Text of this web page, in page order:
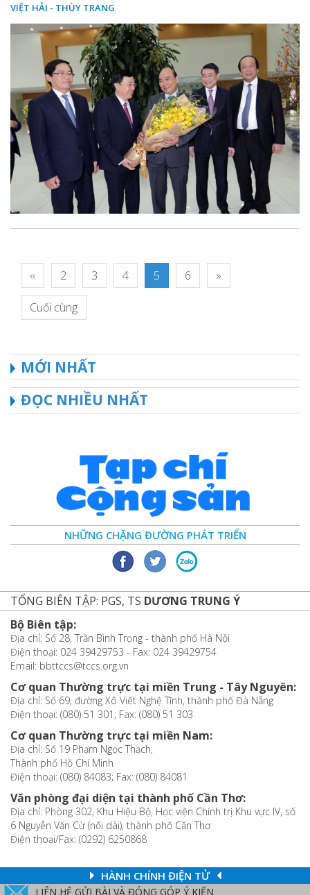
VIỆT HẢI - THÙY TRANG
‹‹ 2 3 4 5 6 »
Cuối cùng
MỚI NHẤT
ĐỌC NHIỀU NHẤT
NHỮNG CHẶNG ĐƯỜNG PHÁT TRIỂN
TỔNG BIÊN TẬP: PGS, TS DƯƠNG TRUNG Ý
Bộ Biên tập:
Địa chỉ: Số 28, Trần Bình Trọng - thành phố Hà Nội
Điện thoại: 024 39429753 - Fax: 024 39429754
Email: bbttccs@tccs.org.vn
Cơ quan Thường trực tại miền Trung - Tây Nguyên:
Địa chỉ: Số 69, đường Xô Viết Nghệ Tĩnh, thành phố Đà Nẵng
Điện thoại: (080) 51 301; Fax: (080) 51 303
Cơ quan Thường trực tại miền Nam:
Địa chỉ: Số 19 Phạm Ngọc Thạch,
Thành phố Hồ Chí Minh
Điện thoại: (080) 84083; Fax: (080) 84081
Văn phòng đại diện tại thành phố Cần Thơ:
Địa chỉ: Phòng 302, Khu Hiệu Bộ, Học viện Chính trị Khu vực IV, số
6 Nguyễn Văn Cừ (nối dài), thành phố Cần Thơ
Điện thoại/Fax: (0292) 6250868
HÀNH CHÍNH ĐIỆN TỬ
LIÊN HỆ GỬI BÀI VÀ ĐÓNG GÓP Ý KIẾN